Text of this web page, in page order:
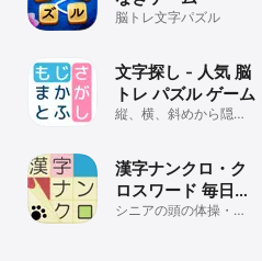
脳トレ文字パズル
文字探し - 人気 脳
トレ パズル ゲーム
縦、横、斜めから隠さ
漢字ナンクロ・ク
ロスワード 毎日追
加の脳トレパズル
シニアの頭の体操・暇